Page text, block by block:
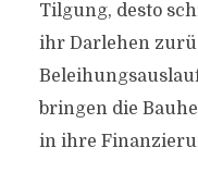
Tilgung, desto
ihr Darlehen
bringen die
in ihre